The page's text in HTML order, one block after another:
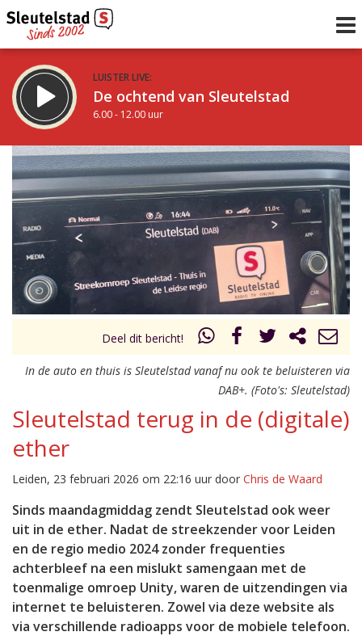
LUISTER LIVE:
De ochtend van Sleutelstad
6.00 - 12.00 uur
STRAKS:
De middag van Sleutelstad
12.00 - 18.00 uur
Vorig uur
uur 1 van 0 Volgend uur
Deel dit bericht!
In de auto en thuis is Sleutelstad vanaf nu ook te beluisteren via
DAB+. (Foto's: Sleutelstad)
Sleutelstad terug in de (digitale)
ether
Leiden, 23 februari 2026 om 22:16 uur door Chris de Waard
Sinds maandagmiddag zendt Sleutelstad ook weer
uit in de ether. Nadat de streekzender voor Leiden
en de regio medio 2024 zonder frequenties
achterbleef na een mislukt samengaan met de
toenmalige omroep Unity, waren de uitzendingen via
internet te beluisteren. Zowel via deze website als
via verschillende radioapps voor de mobiele telefoon.